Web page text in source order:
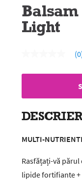
Balsam
Light
de
link
pagină.
MULTI-
Rasfățați-vă părul
lipide fortifiante